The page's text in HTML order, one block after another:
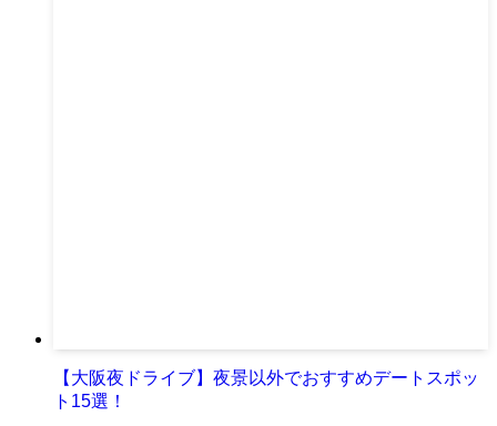
【大阪夜ドライブ】夜景以外でおすすめデートスポッ
ト15選！